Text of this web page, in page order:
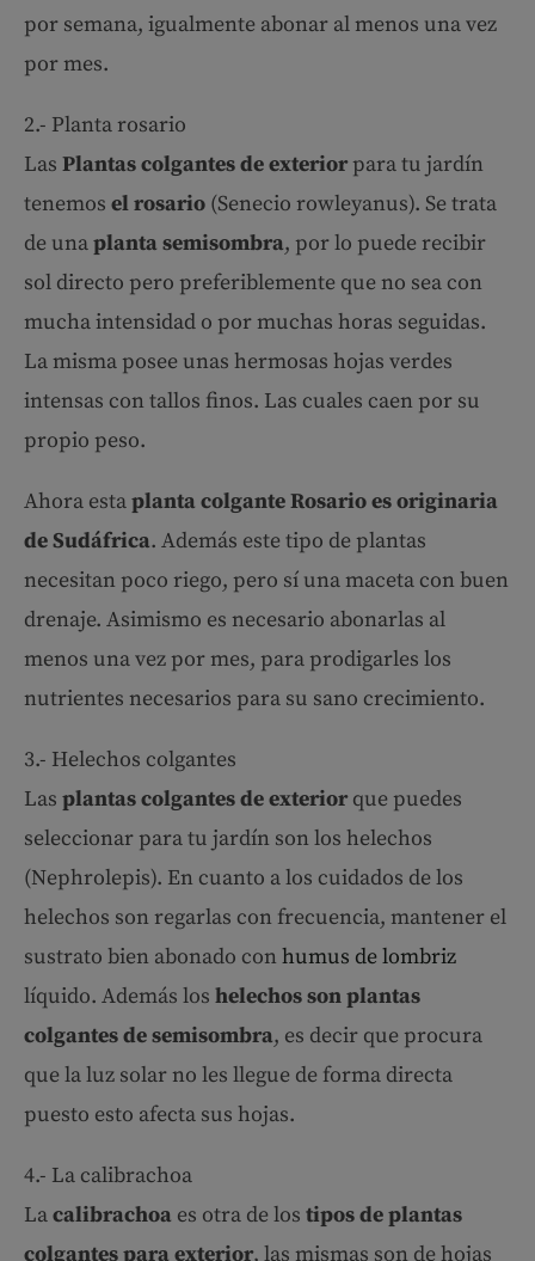
por semana, igualmente abonar al menos una vez
por mes.
2.- Planta rosario
Las Plantas colgantes de exteriorpara tu jardín
tenemos el rosario (Senecio rowleyanus). Se trata
de unaplanta semisombra, por lo puede recibir
sol directo pero preferiblemente que no sea con
mucha intensidad o por muchas horas seguidas.
La misma posee unas hermosas hojas verdes
intensas con tallos finos. Las cuales caen por su
propio peso.
Ahora estaplanta colgante Rosario es originaria
de Sudáfrica. Además este tipo de plantas
necesitan poco riego, pero sí una maceta con buen
drenaje. Asimismo es necesario abonarlas al
menos una vez por mes, para prodigarles los
nutrientes necesarios para su sano crecimiento.
3.- Helechos colgantes
Las plantas colgantes de exteriorque puedes
seleccionar para tu jardín son los helechos
(Nephrolepis). En cuanto a los cuidados de los
helechos son regarlas con frecuencia, mantener el
sustrato bien abonado conhumus de lombriz
líquido. Además los helechos son plantas
colgantes de semisombra, es decir que procura
que la luz solar no les llegue de forma directa
puesto esto afecta sus hojas.
4.- La calibrachoa
Lacalibrachoa es otra de los tipos de plantas
colgantes para exterior, las mismas son de hojas